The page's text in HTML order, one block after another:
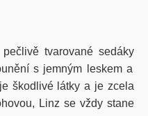
pečlivě tvarované sedáky
s jemným leskema
škodlivé látky a je zcela
, Linz sevždy stane